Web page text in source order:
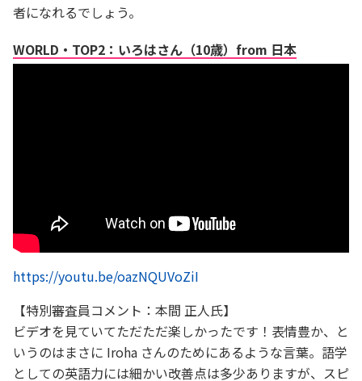
者になれるでしょう。
WORLD・TOP2：いろはさん（10歳）from 日本
https://youtu.be/oazNQUVoZiI
【特別審査員コメント：本間 正人氏】
ビデオを見ていてただただ楽しかったです！表情豊か、と
いうのはまさに Iroha さんのためにあるような言葉。語学
としての英語力には細かい改善点は多少ありますが、スピ